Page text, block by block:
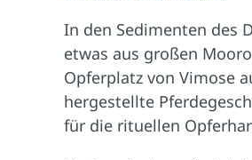
In den Sedimenten des
etwas aus großen
Opferplatz von Vimose
hergestellte
für die rituellen